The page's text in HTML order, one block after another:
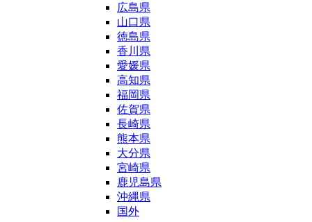
広島県
山口県
徳島県
香川県
愛媛県
高知県
福岡県
佐賀県
長崎県
熊本県
大分県
宮崎県
鹿児島県
沖縄県
国外